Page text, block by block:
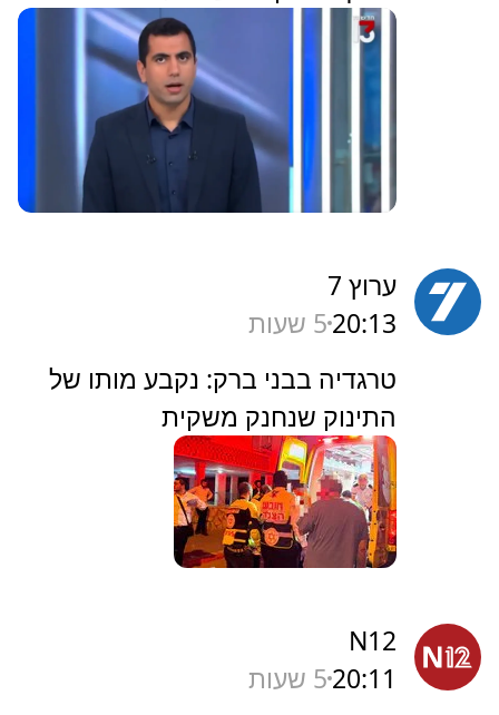
ערוץ 7
20:135 שעות
‏טרגדיה בבני ברק: נקבע מותו של
התינוק שנחנק משקית
N12
20:115 שעות